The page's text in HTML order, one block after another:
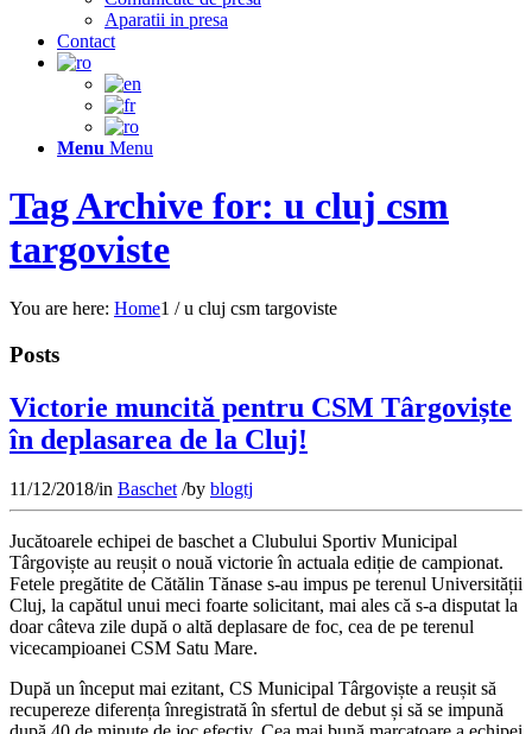
Aparatii in presa
Contact
Menu Menu
Tag Archive for: u cluj csm
targoviste
You are here: Home1 / u cluj csm targoviste
Posts
Victorie muncită pentru CSM Târgoviște
în deplasarea de la Cluj!
11/12/2018/in Baschet /by blogtj
Jucătoarele echipei de baschet a Clubului Sportiv Municipal
Târgoviște au reușit o nouă victorie în actuala ediție de campionat.
Fetele pregătite de Cătălin Tănase s-au impus pe terenul Universității
Cluj, la capătul unui meci foarte solicitant, mai ales că s-a disputat la
doar câteva zile după o altă deplasare de foc, cea de pe terenul
vicecampioanei CSM Satu Mare.
După un început mai ezitant, CS Municipal Târgoviște a reușit să
recupereze diferența înregistrată în sfertul de debut și să se impună